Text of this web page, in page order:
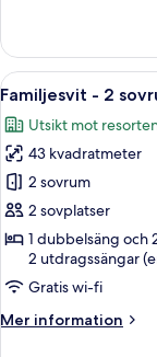
(Maiya
&
Kumars
Enchanted
Suite)
Öppna
alla
foton
för
Familjesvit
-
2
sovrum
(Xtra
Katmandu)
9
Familjesvit - 2
Utsikt mot
43 kvadratmeter
2 sovrum
2 sovplatser
1 dubbelsäng och
2 utdragssängar
Gratis wi-fi
Mer information
Mer